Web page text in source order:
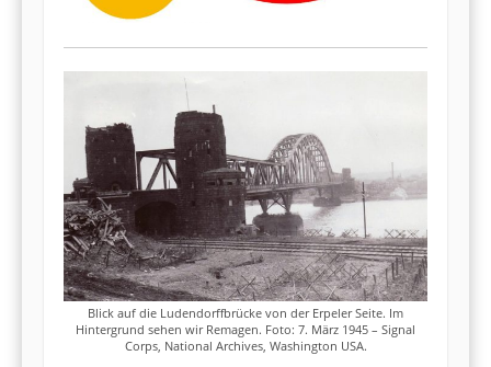
Blick auf die Ludendorffbrücke von der Erpeler Seite. Im
Hintergrund sehen wir Remagen. Foto: 7. März 1945 – Signal
Corps, National Archives, Washington USA.